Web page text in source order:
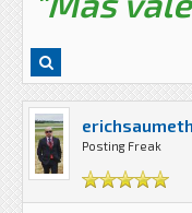
erichsaumeth
Posting Freak